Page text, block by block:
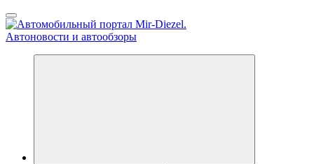
Перейти
к
содержанию
Справочник автомобилиста. Обзор новинок популярных